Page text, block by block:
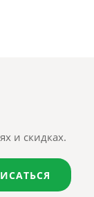
и скидках.